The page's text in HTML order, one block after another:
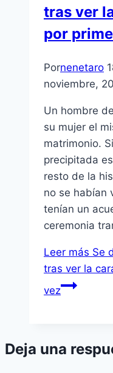
tras ver
por
Pornenetaro
noviembre,
Un hombre
su mujer el
matrimonio.
precipitada
resto de la
no se habían
tenían un
ceremonia
Leer más Se
tras ver la
vez
Deja una